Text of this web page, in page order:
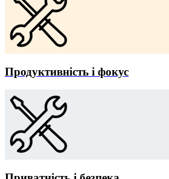
Продуктивність і фокус